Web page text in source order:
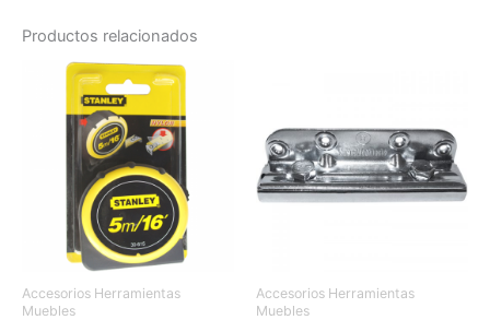
Productos relacionados
Accesorios Herramientas
Muebles
Accesorios Herramientas
Muebles